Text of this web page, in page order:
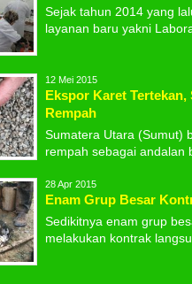
Sejak tahun 2014 yang
layanan baru yakni
12 Mei 2015
Ekspor Karet
Rempah
Sumatera Utara (Sumut)
rempah sebagai andalan
28 Apr 2015
Enam Grup Besar
Sedikitnya enam grup
melakukan kontrak